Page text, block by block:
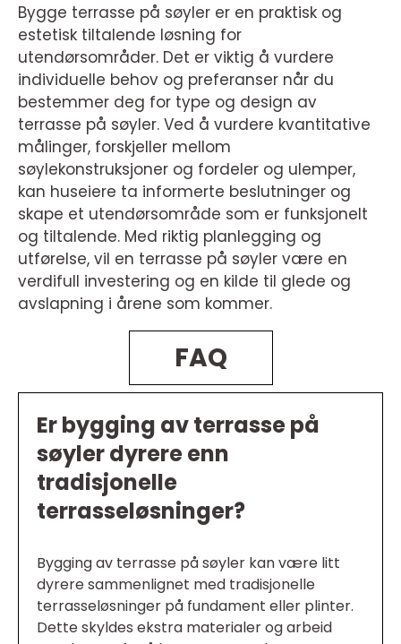
Bygge terrasse på søyler er en praktisk og
estetisk tiltalende løsning for
utendørsområder. Det er viktig å vurdere
individuelle behov og preferanser når du
bestemmer deg for type og design av
terrasse på søyler. Ved å vurdere kvantitative
målinger, forskjeller mellom
søylekonstruksjoner og fordeler og ulemper,
kan huseiere ta informerte beslutninger og
skape et utendørsområde som er funksjonelt
og tiltalende. Med riktig planlegging og
utførelse, vil en terrasse på søyler være en
verdifull investering og en kilde til glede og
avslapning i årene som kommer.
FAQ
Er bygging av terrasse på
søyler dyrere enn
tradisjonelle
terrasseløsninger?
Bygging av terrasse på søyler kan være litt
dyrere sammenlignet med tradisjonelle
terrasseløsninger på fundament eller plinter.
Dette skyldes ekstra materialer og arbeid